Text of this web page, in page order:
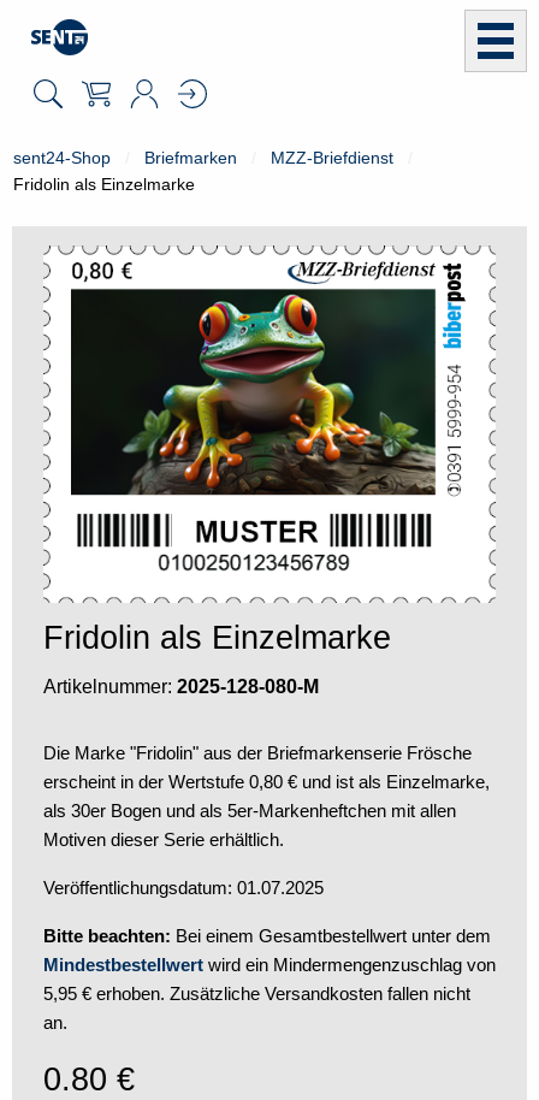
sent24-Shop Briefmarken
MZZ-Briefdienst
Fridolin als Einzelmarke
Fridolin als Einzelmarke
Artikelnummer: 2025-128-080-M
Die Marke "Fridolin" aus der Briefmarkenserie Frösche
erscheint in der Wertstufe 0,80 € und ist als Einzelmarke,
als 30er Bogen und als 5er-Markenheftchen mit allen
Motiven dieser Serie erhältlich.
Veröffentlichungsdatum: 01.07.2025
Bitte beachten: Bei einem Gesamtbestellwert unter dem
Mindestbestellwert wird ein Mindermengenzuschlag von
5,95 € erhoben. Zusätzliche Versandkosten fallen nicht
an.
0.80 €